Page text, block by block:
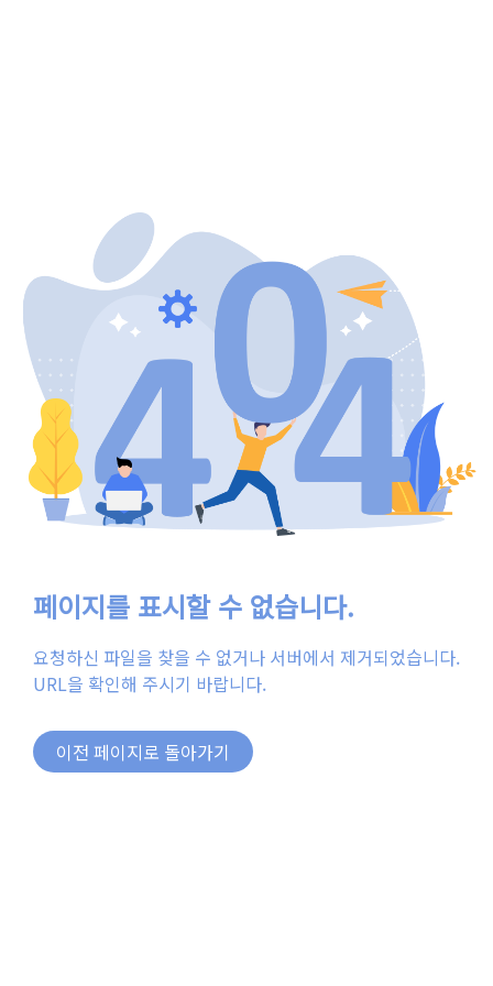
페이지를 표시할 수 없습니다.
요청하신 파일을 찾을 수 없거나 서버에서 제거되었습니다.
URL을 확인해 주시기 바랍니다.
이전 페이지로 돌아가기